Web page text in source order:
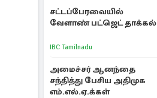
சட்டப்பேரவையில்
வேளாண் பட்ஜெட் தாக்கல்
IBC Tamilnadu
அமைச்சர் ஆனந்தை
சந்தித்து பேசிய அதிமுக
எம்.எல்.ஏ.க்கள்